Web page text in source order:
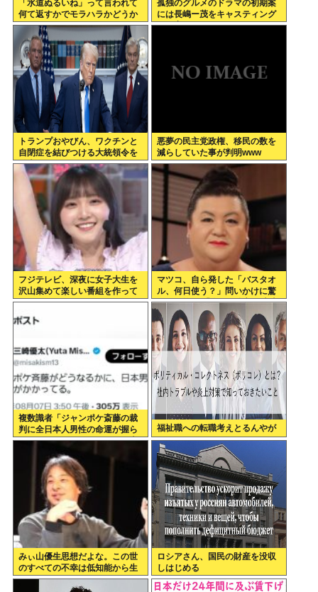
「水道ぬるいね」って言われて
何て返すかでモラハラかどうか
わかるらしいwww
孤独のグルメのドラマの初期案
には長嶋ー茂をキャスティング
する案もあった←これ
トランプおやびん、ワクチンと
自閉症を結びつける大統領令を
発表へ、
悪夢の民主党政権、移民の数を
減らしていた事が判明www
フジテレビ、深夜に女子大生を
沢山集めて楽しい番組を作って
いたwww
マツコ、自ら発した「バスタオ
ル、何日使う？」問いかけに驚
がくの答え 「今日は全部、本当
のこと言うわ」
複数識者「ジャンポケ斎藤の裁
判に全日本人男性の命運が握ら
れている。これでだめなら日本
男全員懲役7年だ」
福祉職への転職考えとるんやが
みぃ山優生思想だよな。この世
のすべての不幸は低知能から生
まれるっていう
ロシアさん、国民の財産を没収
しはじめる